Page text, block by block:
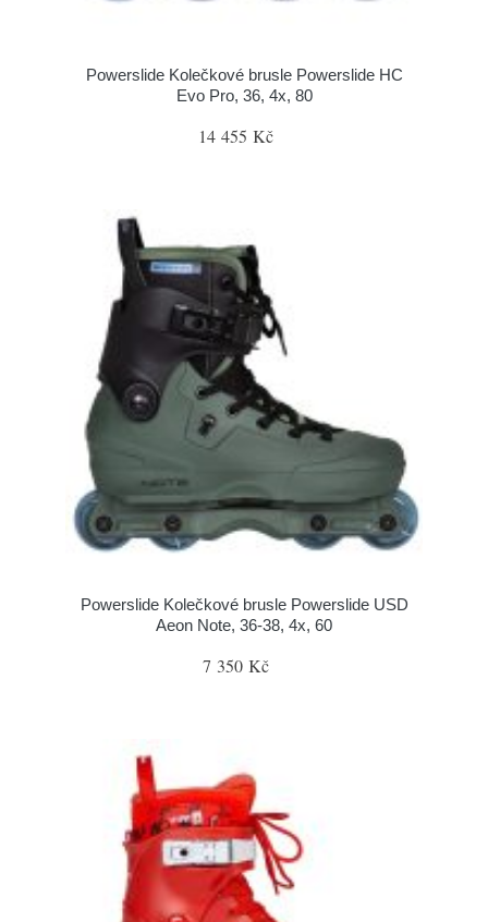
Powerslide Kolečkové brusle Powerslide HC
Evo Pro, 36, 4x, 80
14 455 Kč
Powerslide Kolečkové brusle Powerslide USD
Aeon Note, 36-38, 4x, 60
7 350 Kč